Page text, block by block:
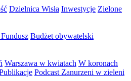
Dzielnica Wisła Inwestycje Zielone
Budżet obywatelski
Warszawa w kwiatach W koronach
Podcast Zanurzeni w zieleni